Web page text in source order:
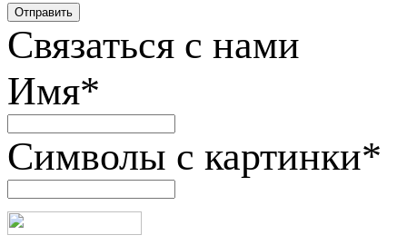
Связаться с нами
Имя*
Символы с картинки*